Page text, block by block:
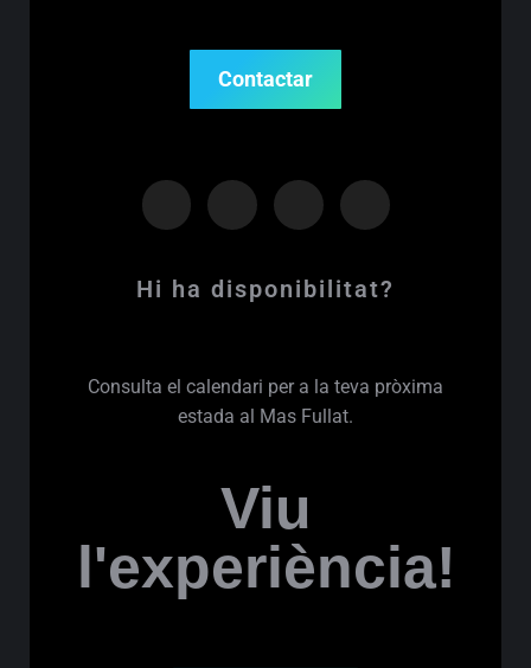
Contactar
Hi ha disponibilitat?
Consulta el calendari per a la teva pròxima
estada al Mas Fullat.
Viu
l'experiència!